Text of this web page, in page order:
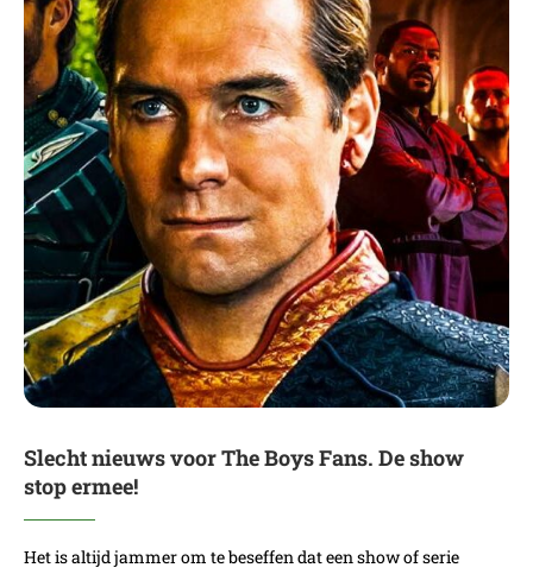
Slecht nieuws voor The Boys Fans. De show
stop ermee!
Het is altijd jammer om te beseffen dat een show of serie